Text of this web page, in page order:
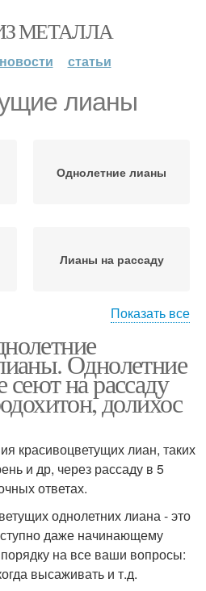
МЕТАЛЛА
новости статьи
лианы
Однолетние лианы
Лианы на рассаду
Многолетние лианы
Цветущие лианы
Показать все
Однолетние
на рассаду
долихос
красивоцветущих лиан, таких
и др, через рассаду в 5
ответах.
однолетних лиана - это
даже начинающему
на все ваши вопросы:
высаживать и т.д.